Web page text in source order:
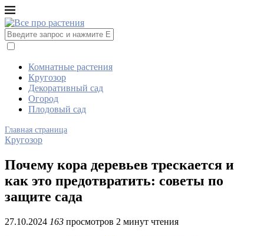
Комнатные растения
Кругозор
Декоративный сад
Огород
Плодовый сад
Главная страница
Кругозор
Почему кора деревьев трескается и
как это предотвратить: советы по
защите сада
27.10.2024 163 просмотров 2 минут чтения